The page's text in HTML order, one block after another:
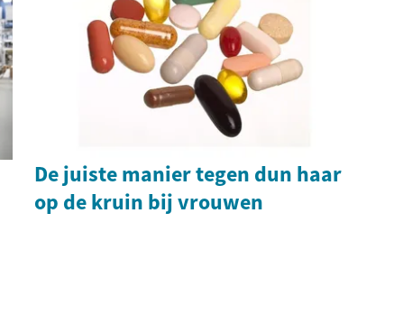
De juiste manier tegen dun haar
op de kruin bij vrouwen